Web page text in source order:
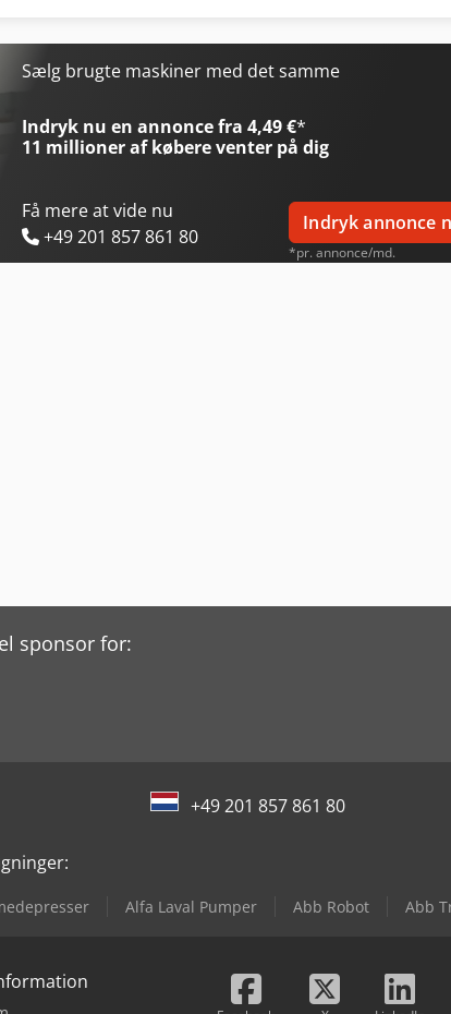
G 400
Sælg brugte maskiner med det samme
Indryk nu en annonce fra 4,49 €*
11 millioner af købereventer på dig
Få mere at vide nu
+49 201 857 861 80
Indryk annonce
*pr. annonce/md.
sponsor for:
+49 201 857 861 80
Alfa Laval Pumper Abb Robot Abb